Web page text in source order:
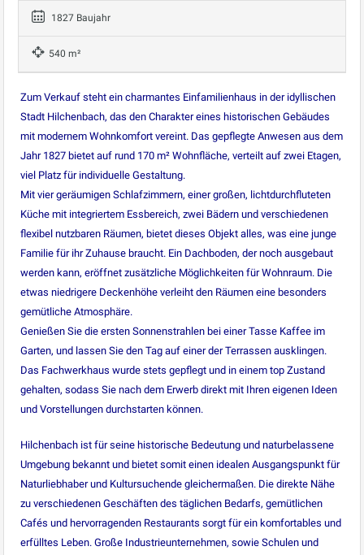
1827 Baujahr
540 m²
Zum Verkauf steht ein charmantes Einfamilienhaus in der idyllischen
Stadt Hilchenbach, das den Charakter eines historischen Gebäudes
mit modernem Wohnkomfort vereint. Das gepflegte Anwesen aus dem
Jahr 1827 bietet auf rund 170 m² Wohnfläche, verteilt auf zwei Etagen,
viel Platz für individuelle Gestaltung.
Mit vier geräumigen Schlafzimmern, einer großen, lichtdurchfluteten
Küche mit integriertem Essbereich, zwei Bädern und verschiedenen
flexibel nutzbaren Räumen, bietet dieses Objekt alles, was eine junge
Familie für ihr Zuhause braucht. Ein Dachboden, der noch ausgebaut
werden kann, eröffnet zusätzliche Möglichkeiten für Wohnraum. Die
etwas niedrigere Deckenhöhe verleiht den Räumen eine besonders
gemütliche Atmosphäre.
Genießen Sie die ersten Sonnenstrahlen bei einer Tasse Kaffee im
Garten, und lassen Sie den Tag auf einer der Terrassen ausklingen.
Das Fachwerkhaus wurde stets gepflegt und in einem top Zustand
gehalten, sodass Sie nach dem Erwerb direkt mit Ihren eigenen Ideen
und Vorstellungen durchstarten können.
Hilchenbach ist für seine historische Bedeutung und naturbelassene
Umgebung bekannt und bietet somit einen idealen Ausgangspunkt für
Naturliebhaber und Kultursuchende gleichermaßen. Die direkte Nähe
zu verschiedenen Geschäften des täglichen Bedarfs, gemütlichen
Cafés und hervorragenden Restaurants sorgt für ein komfortables und
erfülltes Leben. Große Industrieunternehmen, sowie Schulen und